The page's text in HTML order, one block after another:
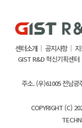
센터소개 공지사항
GIST R&D 혁신기획센터
주소. (우)61005 전남광
COPYRIGHT (C)